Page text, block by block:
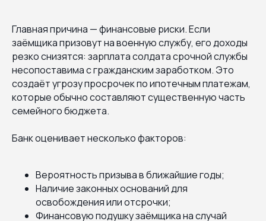
Главная причина — финансовые риски. Если
заёмщика призовут на военную службу, его доходы
резко снизятся: зарплата солдата срочной службы
несопоставима с гражданским заработком. Это
создаёт угрозу просрочек по ипотечным платежам,
которые обычно составляют существенную часть
семейного бюджета.
Банк оценивает несколько факторов:
Вероятность призыва в ближайшие годы;
Наличие законных оснований для
освобождения или отсрочки;
Финансовую подушку заёмщика на случай